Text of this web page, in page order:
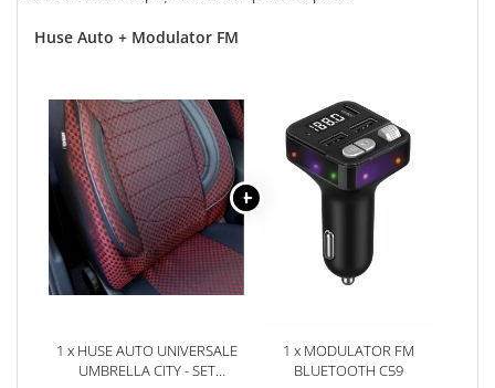
Huse Auto + Modulator FM
1 x HUSE AUTO UNIVERSALE
UMBRELLA CITY - SET
1 x MODULATOR FM
BLUETOOTH C59